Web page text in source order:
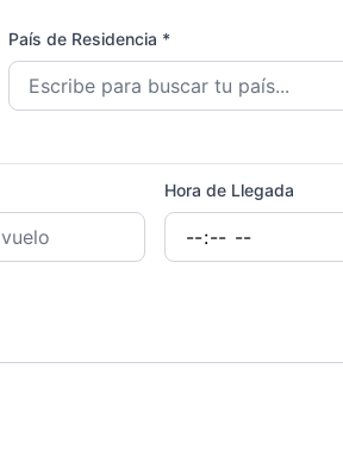
País de Residencia *
Hora de Llegada